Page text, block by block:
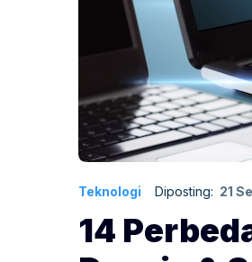
Teknologi Diposting: 21
14